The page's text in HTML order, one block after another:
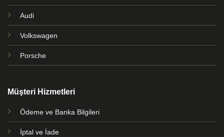
Audi
Volkswagen
Porsche
Müşteri Hizmetleri
Ödeme ve Banka Bilgileri
İptal ve İade